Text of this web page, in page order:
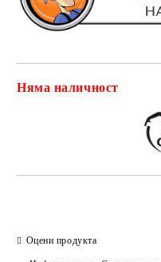
Няма наличност
Оцени продукта